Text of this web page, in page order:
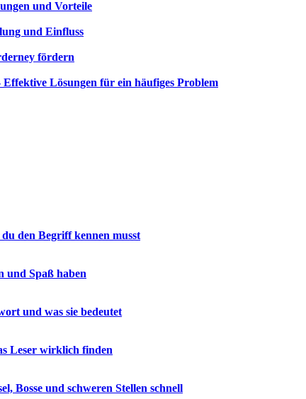
und Vorteile
und Einfluss
fördern
Lösungen für ein häufiges Problem
den Begriff kennen musst
und Spaß haben
und was sie bedeutet
Leser wirklich finden
Bosse und schweren Stellen schnell